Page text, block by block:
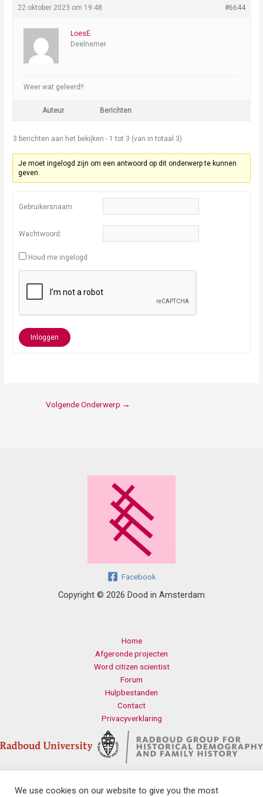
22 oktober 2023 om 19:48 #6644
LoesE
Deelnemer
Weer wat geleerd!!
Auteur Berichten
3 berichten aan het bekijken - 1 tot 3 (van in totaal 3)
Je moet ingelogd zijn om een antwoord op dit onderwerp te kunnen
geven.
Gebruikersnaam:
Wachtwoord:
Houd me ingelogd
Inloggen
Volgende Onderwerp →
Facebook
Copyright © 2026 Dood in Amsterdam
Home
Afgeronde projecten
Word citizen scientist
Forum
Hulpbestanden
Contact
Privacyverklaring
Contact
We use cookies on our website to give you the most